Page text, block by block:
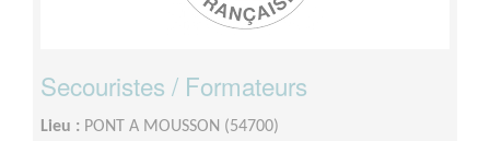
Secouristes / Formateurs
Lieu : PONT A MOUSSON (54700)